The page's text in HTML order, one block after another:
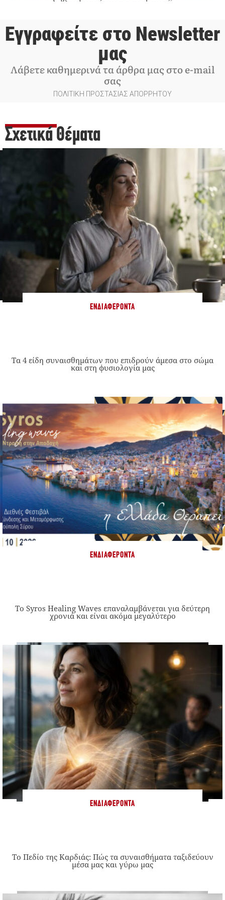
Εγγραφείτε στο Newsletter
μας
Λάβετε καθημερινά τα άρθρα μας στο e-mail
σας
ΠΟΛΙΤΙΚΗ ΠΡΟΣΤΑΣΙΑΣ ΑΠΟΡΡΗΤΟΥ
Σχετικά Θέματα
ΕΝΔΙΑΦΈΡΟΝΤΑ
Τα 4 είδη συναισθημάτων που επιδρούν άμεσα στο σώμα
και στη φυσιολογία μας
ΕΝΔΙΑΦΈΡΟΝΤΑ
Το Syros Healing Waves επαναλαμβάνεται για δεύτερη
χρονιά και είναι ακόμα μεγαλύτερο
ΕΝΔΙΑΦΈΡΟΝΤΑ
Το Πεδίο της Καρδιάς: Πώς τα συναισθήματα ταξιδεύουν
μέσα μας και γύρω μας